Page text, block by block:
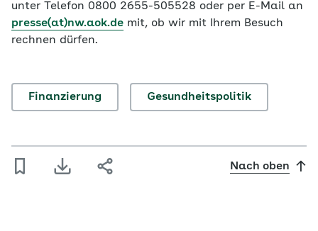
unter Telefon 0800 2655-505528 oder per E-Mail an
presse(at)nw.aok.de mit, ob wir mit Ihrem Besuch
rechnen dürfen.
Finanzierung Gesundheitspolitik
Nach oben